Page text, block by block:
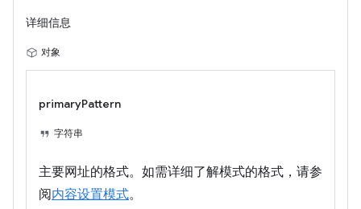
详细信息
对象
primaryPattern
字符串
主要网址的格式。如需详细了解模式的格式，请参
阅内容设置模式。